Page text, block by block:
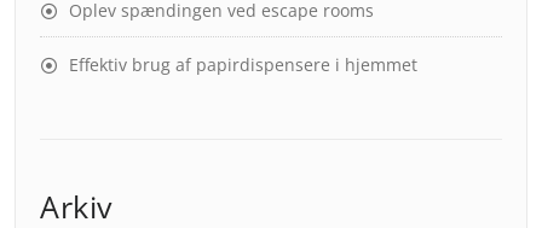
Oplev spændingen ved escape rooms
Effektiv brug af papirdispensere i hjemmet
Arkiv